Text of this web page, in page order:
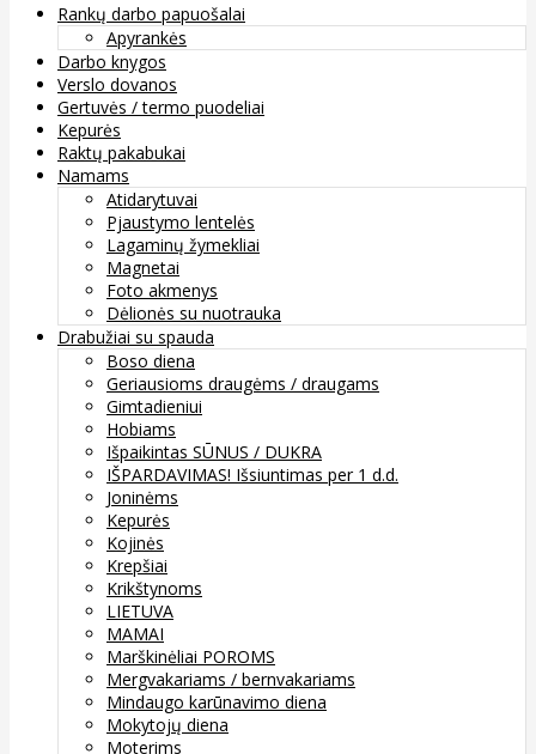
Rankų darbo papuošalai
Apyrankės
Darbo knygos
Verslo dovanos
Gertuvės / termo puodeliai
Kepurės
Raktų pakabukai
Namams
Atidarytuvai
Pjaustymo lentelės
Lagaminų žymekliai
Magnetai
Foto akmenys
Dėlionės su nuotrauka
Drabužiai su spauda
Boso diena
Geriausioms draugėms / draugams
Gimtadieniui
Hobiams
Išpaikintas SŪNUS / DUKRA
IŠPARDAVIMAS! Išsiuntimas per 1 d.d.
Joninėms
Kepurės
Kojinės
Krepšiai
Krikštynoms
LIETUVA
MAMAI
Marškinėliai POROMS
Mergvakariams / bernvakariams
Mindaugo karūnavimo diena
Mokytojų diena
Moterims